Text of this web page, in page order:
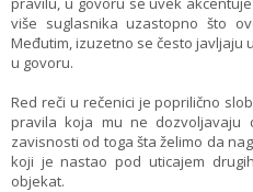
više suglasnika uzastopno što
Međutim, izuzetno se često javljaju
u govoru.
Red reči u rečenici je poprilično
pravila koja mu ne
zavisnosti od toga šta želimo da
koji je nastao pod uticajem
objekat.